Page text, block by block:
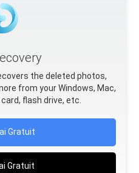
the deleted photos,
from your Windows, Mac,
flash drive, etc.
Gratuit
Gratuit